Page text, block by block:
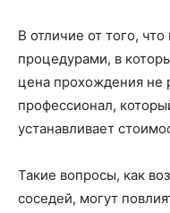
В отличие от того,
процедурами, в
цена прохождения не
профессионал,
устанавливает
Такие вопросы, как
соседей, могут